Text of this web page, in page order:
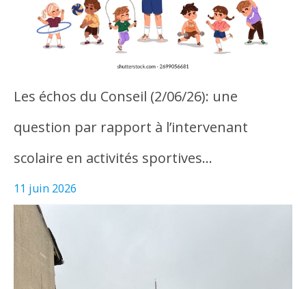
Les échos du Conseil (2/06/26): une
question par rapport à l’intervenant
scolaire en activités sportives…
11 juin 2026